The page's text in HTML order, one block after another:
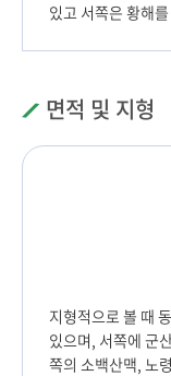
있고 서쪽은 황해
면적 및 지형
지형적으로 볼 때
있으며, 서쪽에 군
쪽의 소백산맥, 노